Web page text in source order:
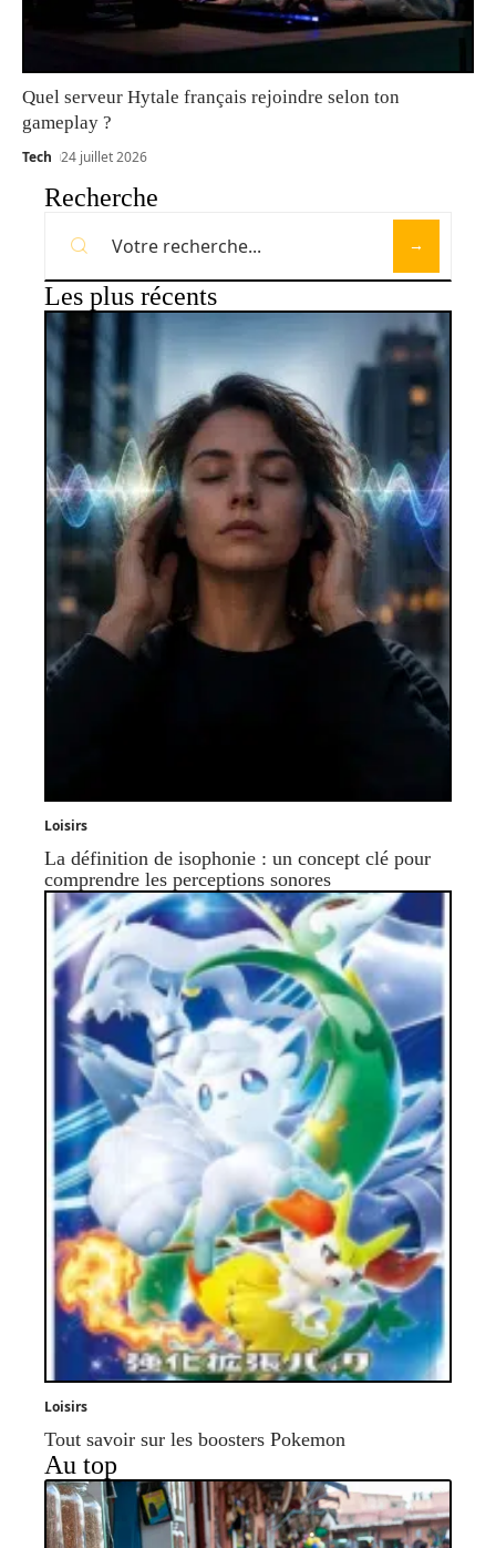
Quel serveur Hytale français rejoindre selon ton
gameplay ?
Tech 24 juillet 2026
Recherche
Les plus récents
Loisirs
La définition de isophonie : un concept clé pour
comprendre les perceptions sonores
Loisirs
Tout savoir sur les boosters Pokemon
Au top